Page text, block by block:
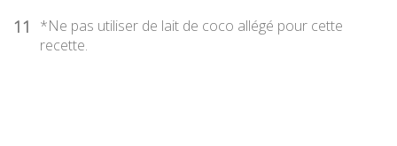
11
*Ne pas utiliser de lait de coco allégé pour cette
recette.